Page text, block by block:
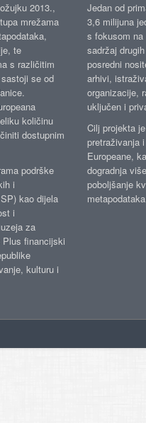
2013.,
mrežama
te
s različitim
se od
količinu
dostupnim
podrške
i
kao dijela
i
za
Plus financijski
kulturu i
Jedan od
3,6 milijuna
s fokusom
sadržaj
posredni
arhivi,
organizacije,
uključen i
Cilj projekta
pretraživanja
Europeane,
dogradnja
poboljšanje